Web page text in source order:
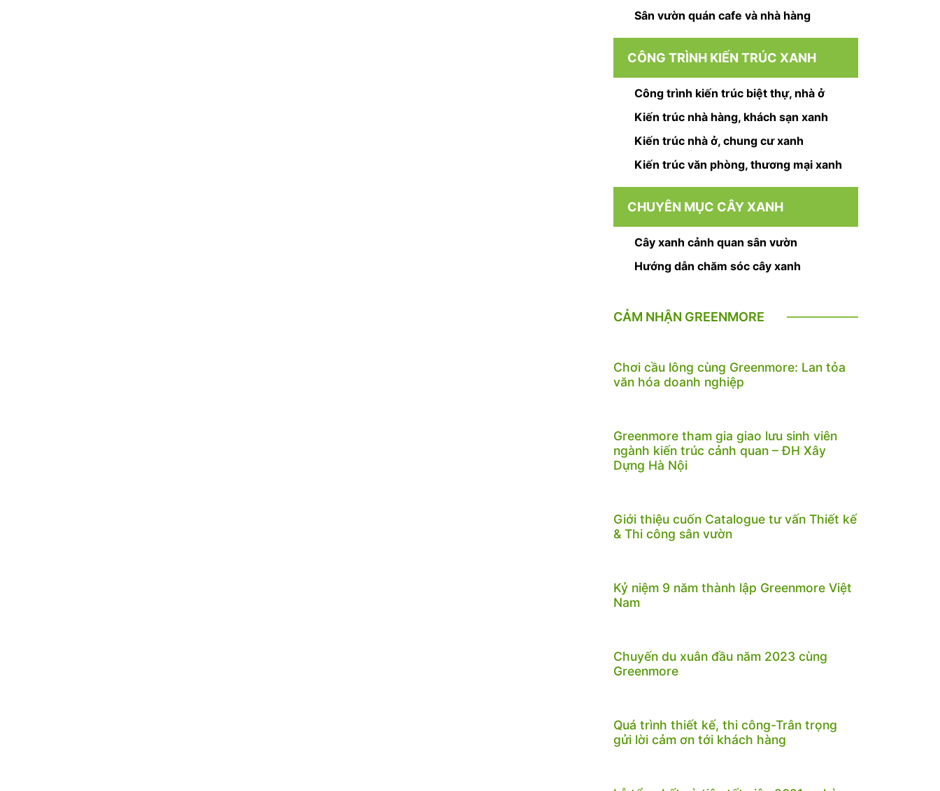
Sân vườn quán cafe và nhà hàng
CÔNG TRÌNH KIẾN TRÚC XANH
Công trình kiến trúc biệt thự, nhà ở
Kiến trúc nhà hàng, khách sạn xanh
Kiến trúc nhà ở, chung cư xanh
Kiến trúc văn phòng, thương mại xanh
CHUYÊN MỤC CÂY XANH
Cây xanh cảnh quan sân vườn
Hướng dẫn chăm sóc cây xanh
CẢM NHẬN GREENMORE
Chơi cầu lông cùng Greenmore: Lan tỏa
văn hóa doanh nghiệp
Greenmore tham gia giao lưu sinh viên
ngành kiến trúc cảnh quan – ĐH Xây
Dựng Hà Nội
Giới thiệu cuốn Catalogue tư vấn Thiết kế
& Thi công sân vườn
Kỷ niệm 9 năm thành lập Greenmore Việt
Nam
Chuyến du xuân đầu năm 2023 cùng
Greenmore
Quá trình thiết kế, thi công-Trân trọng
gửi lời cảm ơn tới khách hàng